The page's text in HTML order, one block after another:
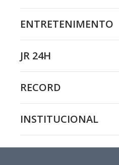
ENTRETENIMENTO
JR 24H
RECORD
INSTITUCIONAL